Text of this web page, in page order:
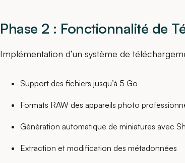
Phase 2 : Fonctionnalité de
Implémentation d’un système de
Support des fichiers jusqu’à 5 Go
Formats RAW des appareils photo
Génération automatique de miniatures avec
Extraction et modification des métadonnées